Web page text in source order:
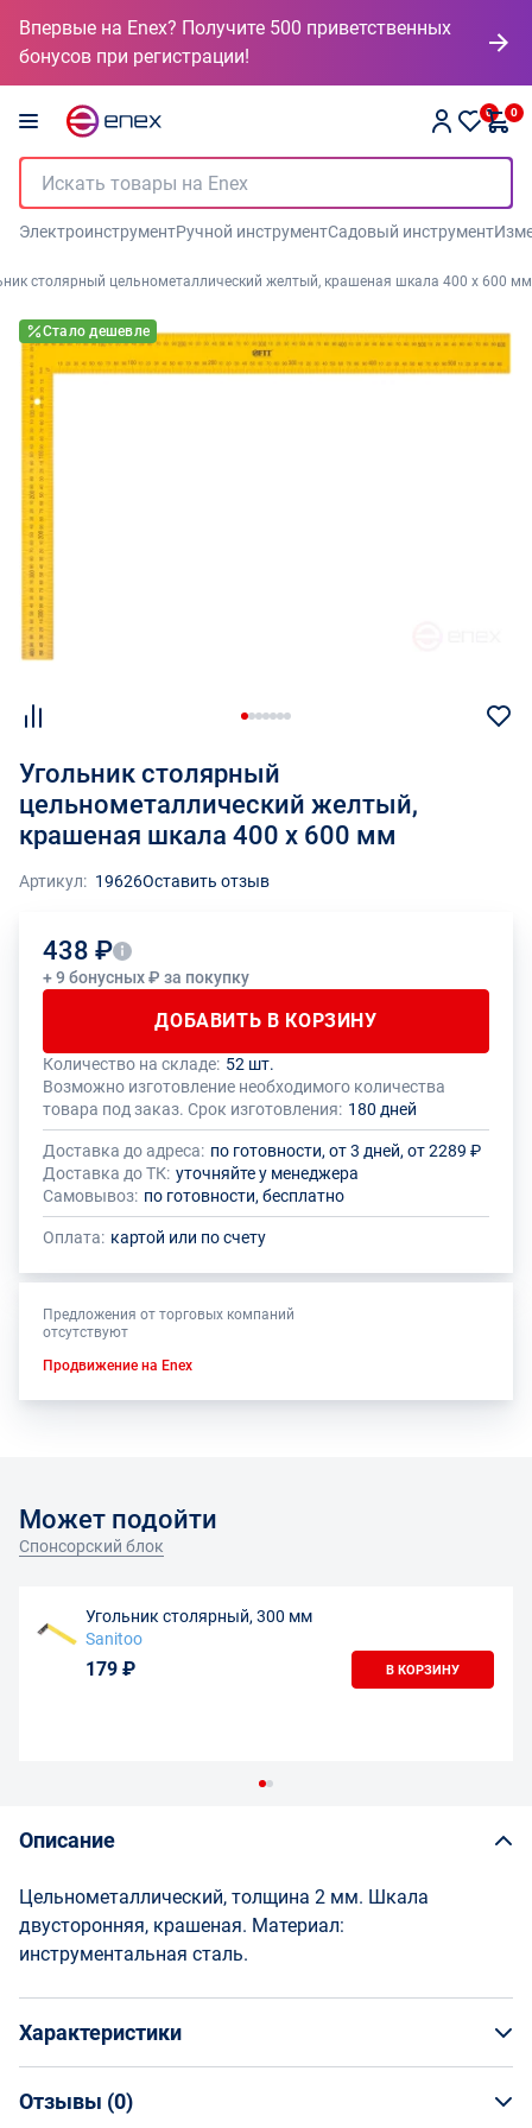
Впервые на Enex? Получите 500 приветственных
бонусов при регистрации!
0 0
ЭлектроинструментРучной инструментСадовый инструмент
столярный цельнометаллический желтый, крашеная шкала 400 x 600 мм
Стало дешевле
Угольник столярный
цельнометаллический желтый,
крашеная шкала 400 x 600 мм
Артикул: 19626Оставить отзыв
438 ₽
+ 9 бонусных ₽ за покупку
ДОБАВИТЬ В КОРЗИНУ
Общее количество данного товара должно быть кратно размеру
упаковки (1 шт.)
На данный товар производителем установлено ограничение по
размеру минимального заказа
Количество на складе: 52 шт.
Возможно изготовление необходимого количества
товара под заказ. Срок изготовления: 180 дней
Доставка до адреса: по готовности, от 3 дней, от 2289 ₽
Доставка до ТК: уточняйте у менеджера
Самовывоз: по готовности, бесплатно
Оплата: картой или по счету
Предложения от торговых компаний
отсутствуют
Продвижение на Enex
Может подойти
Спонсорский блок
Угольник столярный, 300 мм
Sanitoo
179 ₽ В КОРЗИНУ
Описание
Цельнометаллический, толщина 2 мм. Шкала
двусторонняя, крашеная. Материал:
инструментальная сталь.
Характеристики
Общая информация
Отзывы (0)